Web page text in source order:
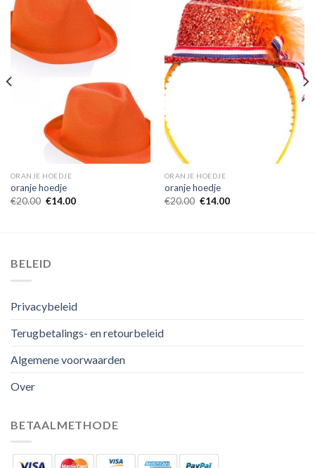
ORANJE HOEDJE
oranje hoedje
€20.00 €14.00
ORANJE HOEDJE
oranje hoedje
€20.00 €14.00
BELEID
Privacybeleid
Terugbetalings- en retourbeleid
Algemene voorwaarden
Over
BETAALMETHODE